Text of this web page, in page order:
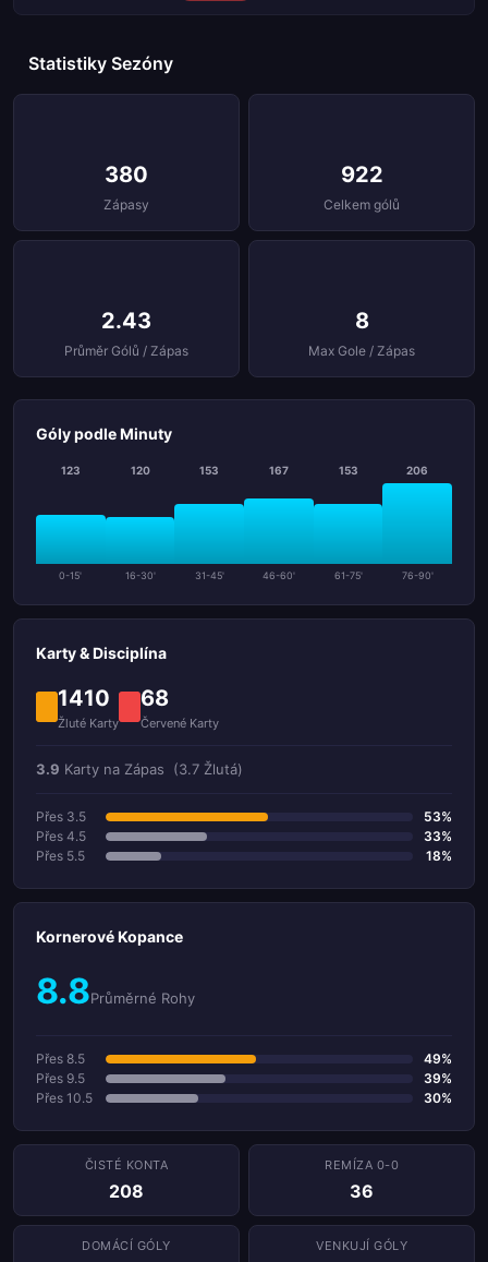
Statistiky Sezóny
380
Zápasy
922
Celkem gólů
2.43
Průměr Gólů / Zápas
8
Max Gole / Zápas
Góly podle Minuty
123
0-15'
120
16-30'
153
31-45'
167
46-60'
153
61-75'
206
76-90'
Karty & Disciplína
1410
Žluté Karty
68
Červené Karty
3.9 Karty na Zápas (3.7 Žlutá)
Přes 3.5
53%
Přes 4.5
33%
Přes 5.5
18%
Kornerové Kopance
8.8Průměrné Rohy
Přes 8.5
49%
Přes 9.5
39%
Přes 10.5
30%
ČISTÉ KONTA
208
REMÍZA 0-0
36
DOMÁCÍ GÓLY VENKUJÍ GÓLY